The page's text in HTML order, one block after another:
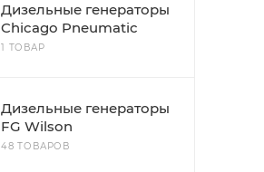
Дизельные генераторы
Chicago Pneumatic
1 ТОВАР
Дизельные генераторы
FG Wilson
48 ТОВАРОВ